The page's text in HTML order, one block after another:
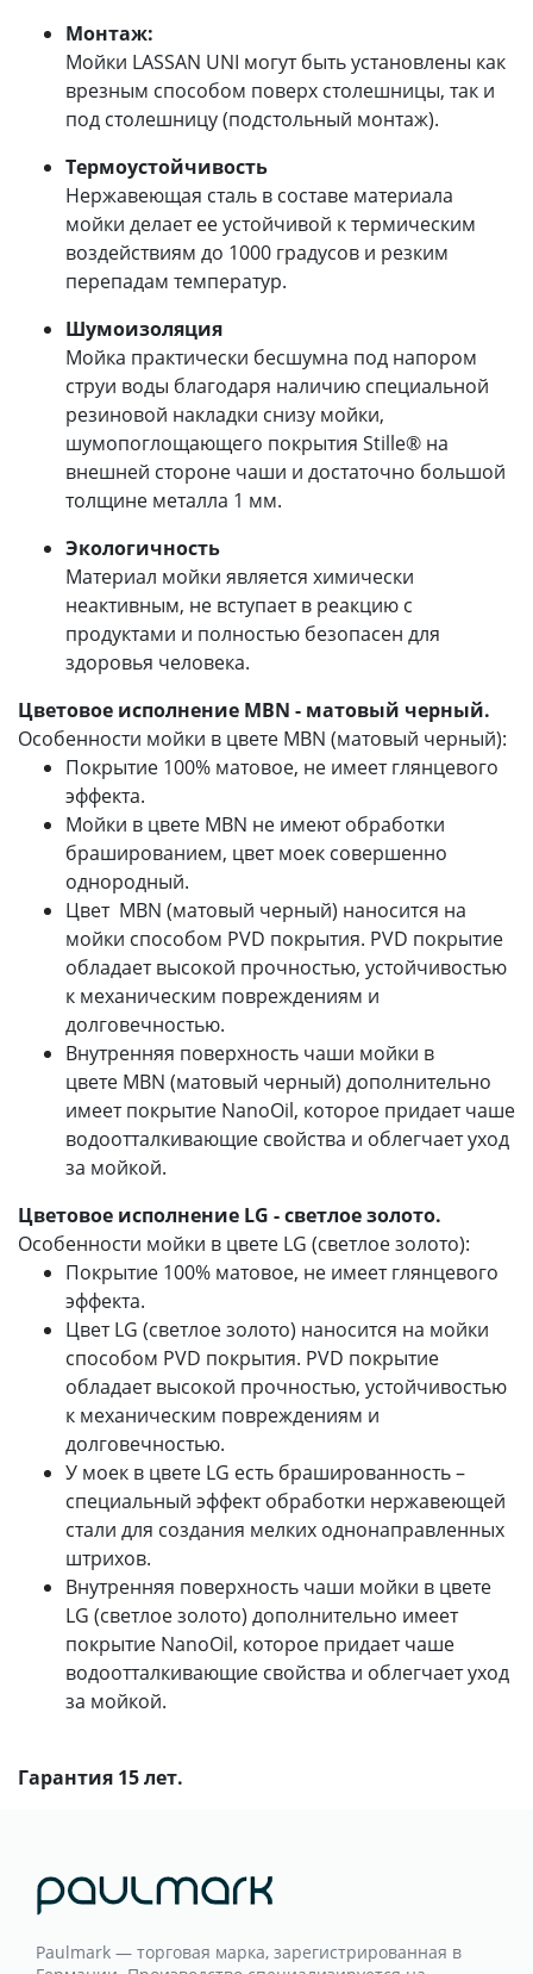
Монтаж:
Мойки LASSAN UNI могут быть установлены как
врезным способом поверх столешницы, так и
под столешницу (подстольный монтаж).
Термоустойчивость
Нержавеющая сталь в составе материала
мойки делает ее устойчивой к термическим
воздействиям до 1000 градусов и резким
перепадам температур.
Шумоизоляция
Мойка практически бесшумна под напором
струи воды благодаря наличию специальной
резиновой накладки снизу мойки,
шумопоглощающего покрытия Stille® на
внешней стороне чаши и достаточно большой
толщине металла 1 мм.
Экологичность
Материал мойки является химически
неактивным, не вступает в реакцию с
продуктами и полностью безопасен для
здоровья человека.
Цветовое исполнение MBN - матовый черный.
Особенности мойки в цвете MBN (матовый черный):
Покрытие 100% матовое, не имеет глянцевого
эффекта.
Мойки в цвете MBN не имеют обработки
брашированием, цвет моек совершенно
однородный.
Цвет MBN (матовый черный) наносится на
мойки способом PVD покрытия. PVD покрытие
обладает высокой прочностью, устойчивостью
к механическим повреждениям и
долговечностью.
Внутренняя поверхность чаши мойки в
цвете MBN (матовый черный) дополнительно
имеет покрытие NanoOil, которое придает чаше
водоотталкивающие свойства и облегчает уход
за мойкой.
Цветовое исполнение LG - светлое золото.
Особенности мойки в цвете LG (светлое золото):
Покрытие 100% матовое, не имеет глянцевого
эффекта.
Цвет LG (светлое золото) наносится на мойки
способом PVD покрытия. PVD покрытие
обладает высокой прочностью, устойчивостью
к механическим повреждениям и
долговечностью.
У моек в цвете LG есть брашированность –
специальный эффект обработки нержавеющей
стали для создания мелких однонаправленных
штрихов.
Внутренняя поверхность чаши мойки в цвете
LG (светлое золото) дополнительно имеет
покрытие NanoOil, которое придает чаше
водоотталкивающие свойства и облегчает уход
за мойкой.
Гарантия 15 лет.
Paulmark — торговая марка, зарегистрированная в